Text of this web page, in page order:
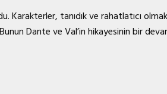
tanıdık ve rahatlatıcı
Dante ve Val’in hikayesinin bir